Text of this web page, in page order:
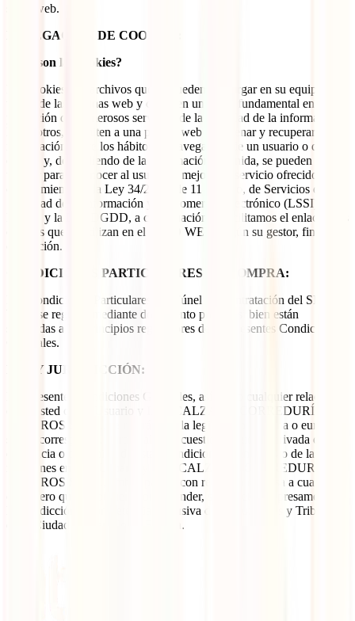
sitios web.
NAVEGACIÓN DE COOKIES:
¿Qué son las cookies?
Las cookies son archivos que se pueden descargar en su equipo a
través de las páginas web y cumplen un papel fundamental en la
prestación de numerosos servicios de la sociedad de la información.
Entre otros, permiten a una página web almacenar y recuperar
información sobre los hábitos de navegación de un usuario o de su
equipo y, dependiendo de la información obtenida, se pueden
utilizar para reconocer al usuario y mejorar el servicio ofrecido. En
cumplimiento de la Ley 34/2002, de 11 de julio, de Servicios de la
Sociedad de la Información y de Comercio Electrónico (LSSI), el
RGPD y la LOPDGDD, a continuación te facilitamos el enlace a las
cookies que se utilizan en el SITIO WEB, según su gestor, finalidad
o duración.
CONDICIONES PARTICULARES DE COMPRA:
Las Condiciones Particulares del Túnel de Contratación del SITIO
WEB se regulan mediante documento propio, si bien están
sometidas a los principios reguladores de las presentes Condiciones
Generales.
LEY Y JURISDICCIÓN:
Las presentes Condiciones Generales, así como cualquier relación
entre usted como Usuario y IATI CALZADO CORREDURÍA DE
SEGUROS S.L.U., se regirán por la legislación peruana o europea
según corresponda. Para cualquier cuestión litigiosa derivada de la
existencia o contenido de estas Condiciones Generales o de las
relaciones entre el Usuario y IATI CALZADO CORREDURÍA DE
SEGUROS S.L.U., ambas partes, con renuncia expresa a cualquier
otro fuero que les pudiera corresponder, se someten expresamente a
la jurisdicción y competencia exclusiva de los Juzgados y Tribunales
de la Ciudad de Barcelona, España.